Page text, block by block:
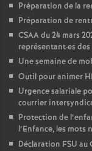
Préparation de la
Préparation de
CSAA du 24 mars
représentant·es
Une semaine de
Outil pour animer
Urgence salariale
courrier
Protection de
l’Enfance, les mots
Déclaration FSU au